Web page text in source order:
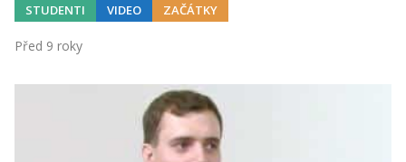
STUDENTI VIDEO ZAČÁTKY
Před 9 roky